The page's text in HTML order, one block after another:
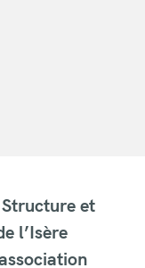
et
l’Isère